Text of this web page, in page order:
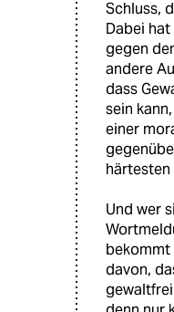
Schluss,
Dabei
gegen
andere
dass
sein
einer
Und wer
bekommt
davon,